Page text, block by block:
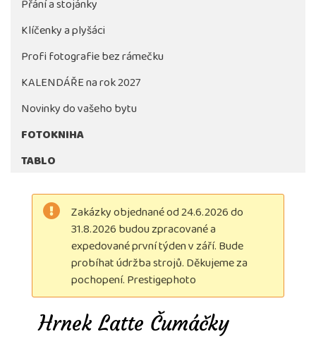
Přání a stojánky
Klíčenky a plyšáci
Profi fotografie bez rámečku
KALENDÁŘE na rok 2027
Novinky do vašeho bytu
FOTOKNIHA
TABLO
Zakázky objednané od 24.6.2026 do
31.8.2026 budou zpracované a
expedované první týden v září. Bude
probíhat údržba strojů. Děkujeme za
pochopení. Prestigephoto
Hrnek Latte Čumáčky